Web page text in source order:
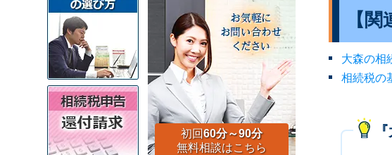
【
大森の相
相続税の
初回60分～90分
無料相談はこちら